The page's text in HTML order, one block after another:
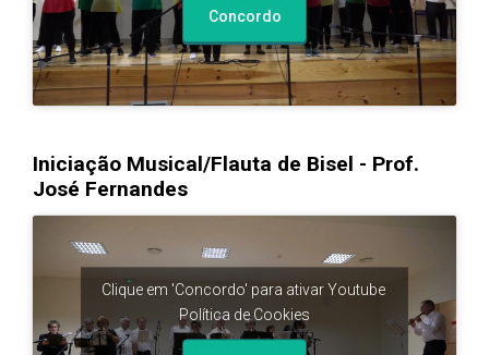
Concordo
Iniciação Musical/Flauta de Bisel - Prof.
José Fernandes
Clique em 'Concordo' para ativar Youtube
Política de Cookies